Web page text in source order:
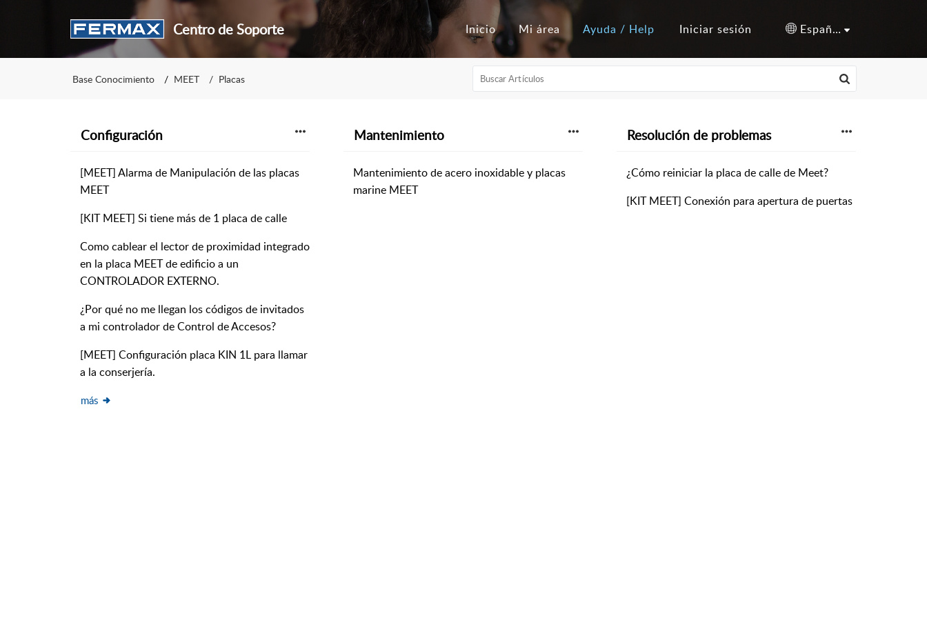
Centro de Soporte Inicio Mi área Ayuda / Help Iniciar sesión Español (España)
Base Conocimiento MEET Placas
Configuración
[MEET] Alarma de Manipulación de las placas
MEET
[KIT MEET] Si tiene más de 1 placa de calle
Como cablear el lector de proximidad integrado
en la placa MEET de edificio a un
CONTROLADOR EXTERNO.
¿Por qué no me llegan los códigos de invitados
a mi controlador de Control de Accesos?
[MEET] Configuración placa KIN 1L para llamar
a la conserjería.
más
Mantenimiento
Mantenimiento de acero inoxidable y placas
marine MEET
Resolución de problemas
¿Cómo reiniciar la placa de calle de Meet?
[KIT MEET] Conexión para apertura de puertas